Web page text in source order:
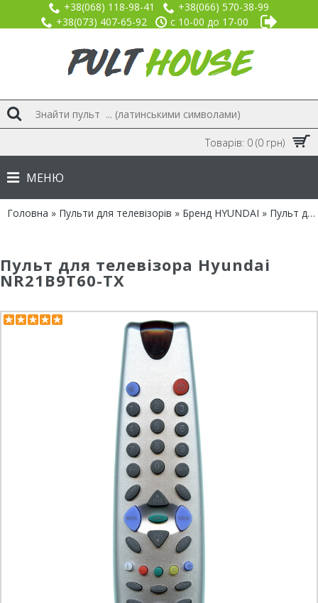
+38(068) 118-98-41
+38(066) 570-38-99
+38(073) 407-65-92
с 10-00 до 17-00
Товарів: 0 (0 грн)
МЕНЮ
Головна » Пульти для телевізорів » Бренд HYUNDAI » Пульт для Hyundai NR21B9T60-TX
Пульт для телевізора Hyundai
NR21B9T60-TX